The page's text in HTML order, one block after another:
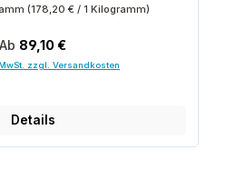
(178,20 € / 1 Kilogramm)
Regulärer Preis:
Ab 89,10 €
zzgl. Versandkosten
Details